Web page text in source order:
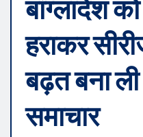
बांग्लादेश
हराकर
बढ़त बना
समाचार